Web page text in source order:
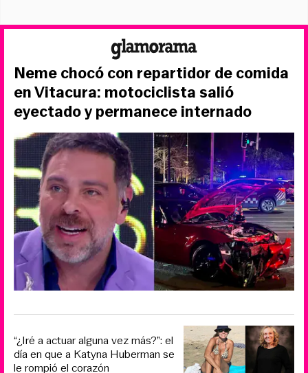
Neme chocó con repartidor de comida
en Vitacura: motociclista salió
eyectado y permanece internado
“¿Iré a actuar alguna vez más?”: el
día en que a Katyna Huberman se
le rompió el corazón